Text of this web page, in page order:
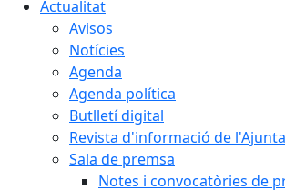
Actualitat
Avisos
Notícies
Agenda
Agenda política
Butlletí digital
Revista d'informació de
Sala de premsa
Notes i convocatòries de